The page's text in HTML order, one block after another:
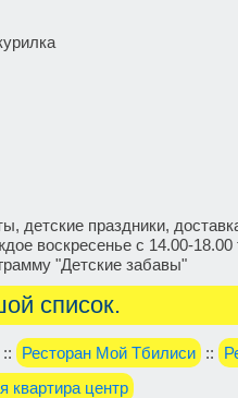
детские праздники,
воскресенье с 14.00-
"Детские забавы"
список.
:: Ресторан Мой Тбилиси ::
квартира центр